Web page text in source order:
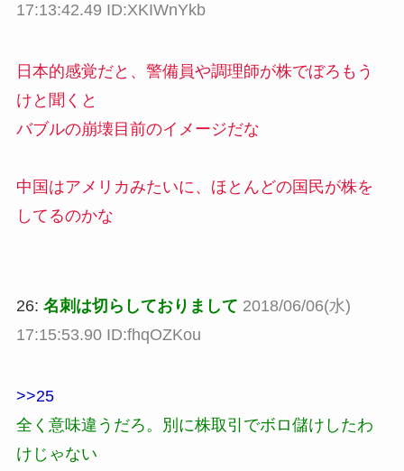
17:13:42.49 ID:XKIWnYkb
日本的感覚だと、警備員や調理師が株でぼろもう
けと聞くと
バブルの崩壊目前のイメージだな
中国はアメリカみたいに、ほとんどの国民が株を
してるのかな
26: 名刺は切らしておりまして 2018/06/06(水)
17:15:53.90 ID:fhqOZKou
>>25
全く意味違うだろ。別に株取引でボロ儲けしたわ
けじゃない